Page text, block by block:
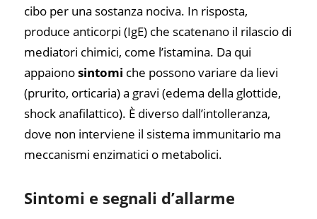
cibo per una sostanza nociva. In risposta,
produce anticorpi (IgE) che scatenano il rilascio di
mediatori chimici, come l’istamina. Da qui
appaionosintomi che possono variare da lievi
(prurito, orticaria) a gravi (edema della glottide,
shock anafilattico). È diverso dall’intolleranza,
dove non interviene il sistema immunitario ma
meccanismi enzimatici o metabolici.
Sintomi e segnali d’allarme